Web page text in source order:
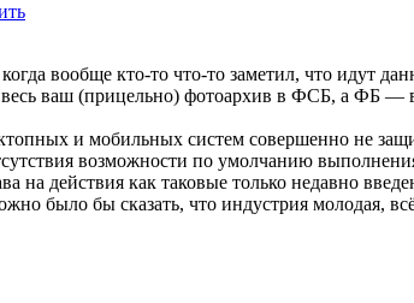
вообще кто-то что-то заметил, что идут
весь ваш (прицельно) фотоархив в ФСБ, а ФБ
и мобильных систем совершенно не
возможности по умолчанию
на действия как таковые только недавно
было бы сказать, что индустрия молодая,